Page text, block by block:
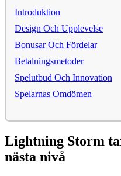
Introduktion
Design Och Upplevelse
Bonusar Och Fördelar
Betalningsmetoder
Spelutbud Och Innovation
Spelarnas Omdömen
Lightning Storm
nästa nivå